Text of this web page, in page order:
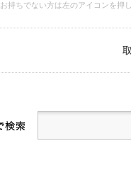
お持ちでない方は左のアイコンを押